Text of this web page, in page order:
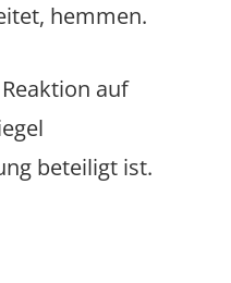
hemmen.
auf
beteiligt ist.